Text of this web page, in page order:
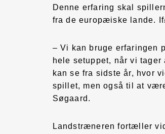
Denne erfaring skal
fra de europæiske lande.
– Vi kan bruge erfaringen
hele setuppet, når vi
kan se fra sidste år, hvor
spillet, men også til at
Søgaard.
Landstræneren fortæller